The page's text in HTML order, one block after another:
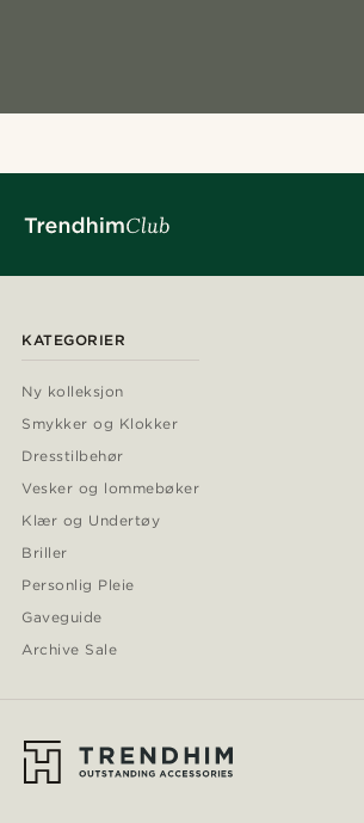
KATEGORIER
Ny kolleksjon
Smykker og Klokker
Dresstilbehør
Vesker og lommebøker
Klær og Undertøy
Briller
Personlig Pleie
Gaveguide
Archive Sale